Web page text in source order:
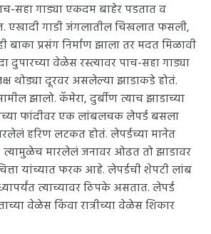
सहा गाड्या एकदम बाहेर पडतात व
एखादी गाडी जंगलातील चिखलात फसली,
बाका प्रसंग निर्माण झाला तर मदत मिळावी
दुपारच्या वेळेस रस्त्यावर पाच-सहा गाड्या
थोड्या दूरवर असलेल्या झाडाकडे होतं.
झालो. कॅमेरा, दुर्बीण त्याच झाडाच्या
फांदीवर एक लांबलचक लेपर्ड बसला
हरिण लटकत होतं. लेपर्डच्या मानेत
मारलेलं जनावर ओढत तो झाडावर
यांच्यात फरक आहे. लेपर्डची शेपटी लांब
त्याच्यावर ठिपके असतात. लेपर्ड
वेळेस किंवा रात्रीच्या वेळेस शिकार